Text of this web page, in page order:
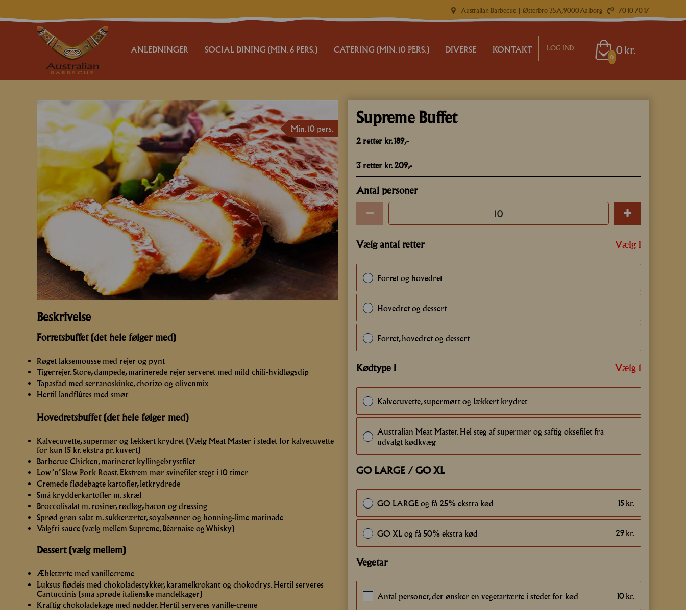
Australian Barbecue | Østerbro 35A, 9000 Aalborg 70 10 70 17
ANLEDNINGER
BRYLLUPER
FØDSELSDAG
BARNEDÅB
KONFIRMATION
JUBILÆUM
GÆSTEMAD
JULEFROKOST
NYTÅR
RECEPTION
SOCIAL DINING (MIN. 6 PERS.) CATERING (MIN. 10 PERS.)
CATERING BUFFET
MIX 'N' BUFFET
TILBUD
RESERVATION
DIVERSE
CATERING GUIDE / HVAD SKAL I SELV GØRE
TERMOKASSE
KONTAKT LOG IND
0
0 kr.
Min. 10 pers.
Supreme Buffet
2 retter kr. 189,-
3 retter kr. 209,-
Vælg antal retter Vælg 1
Forret og hovedret
Hovedret og dessert
Forret, hovedret og dessert
Kødtype 1 Vælg 1
Kalvecuvette, supermørt og lækkert krydret
Australian Meat Master. Hel steg af supermør og saftig oksefilet fra
udvalgt kødkvæg
GO LARGE / GO XL
GO LARGE og få 25% ekstra kød 15 kr.
GO XL og få 50% ekstra kød 29 kr.
Vegetar
Antal personer, der ønsker en vegetartærte i stedet for kød 10 kr.
Antal personer
Beskrivelse
Forretsbuffet (det hele følger med)
Røget laksemousse med rejer og pynt
Tigerrejer. Store, dampede, marinerede rejer serveret med mild chili-hvidløgsdip
Tapasfad med serranoskinke, chorizo og olivenmix
Hertil landflûtes med smør
Hovedretsbuffet (det hele følger med)
Kalvecuvette, supermør og lækkert krydret (Vælg Meat Master i stedet for kalvecuvette
for kun 15 kr. ekstra pr. kuvert)
Barbecue Chicken, marineret kyllingebrystfilet
Low ‘n’ Slow Pork Roast. Ekstrem mør svinefilet stegt i 10 timer
Cremede flødebagte kartofler, letkrydrede
Små krydderkartofler m. skræl
Broccolisalat m. rosiner, rødløg, bacon og dressing
Sprød grøn salat m. sukkerærter, soyabønner og honning-lime marinade
Valgfri sauce (vælg mellem Supreme, Béarnaise og Whisky)
Dessert (vælg mellem)
Æbletærte med vanillecreme
Luksus flødeis med chokoladestykker, karamelkrokant og chokodrys. Hertil serveres
Cantuccinis (små sprøde italienske mandelkager)
Kraftig chokoladekage med nødder. Hertil serveres vanille-creme